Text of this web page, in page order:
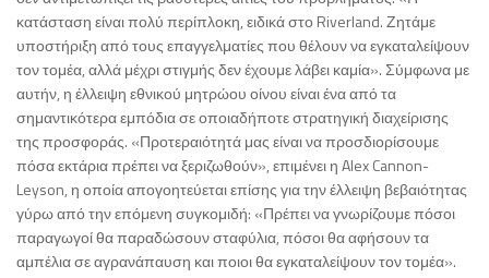
κατάσταση είναι πολύ περίπλοκη, ειδικά στο Riverland. Ζητάμε
υποστήριξη από τους επαγγελματίες που θέλουν να εγκαταλείψουν
τον τομέα, αλλά μέχρι στιγμής δεν έχουμε λάβει καμία». Σύμφωνα με
αυτήν, η έλλειψη εθνικού μητρώου οίνου είναι ένα από τα
σημαντικότερα εμπόδια σε οποιαδήποτε στρατηγική διαχείρισης
της προσφοράς. «Προτεραιότητά μας είναι να προσδιορίσουμε
πόσα εκτάρια πρέπει να ξεριζωθούν», επιμένει η Alex Cannon-
Leyson, η οποία απογοητεύεται επίσης για την έλλειψη βεβαιότητας
γύρω από την επόμενη συγκομιδή: «Πρέπει να γνωρίζουμε πόσοι
παραγωγοί θα παραδώσουν σταφύλια, πόσοι θα αφήσουν τα
αμπέλια σε αγρανάπαυση και ποιοι θα εγκαταλείψουν τον τομέα».